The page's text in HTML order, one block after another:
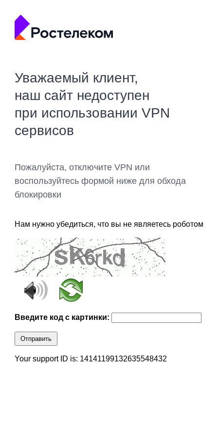
Уважаемый клиент,
наш сайт недоступен
при использовании VPN
сервисов
Пожалуйста, отключите VPN или
воспользуйтесь формой ниже для обхода
блокировки
Нам нужно убедиться, что вы не являетесь роботом
Введите код с картинки:
Отправить
Your support ID is: 14141199132635548432